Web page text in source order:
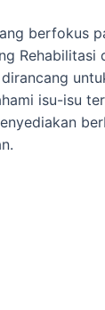
berfokus
Rehabilitasi
isu-isu